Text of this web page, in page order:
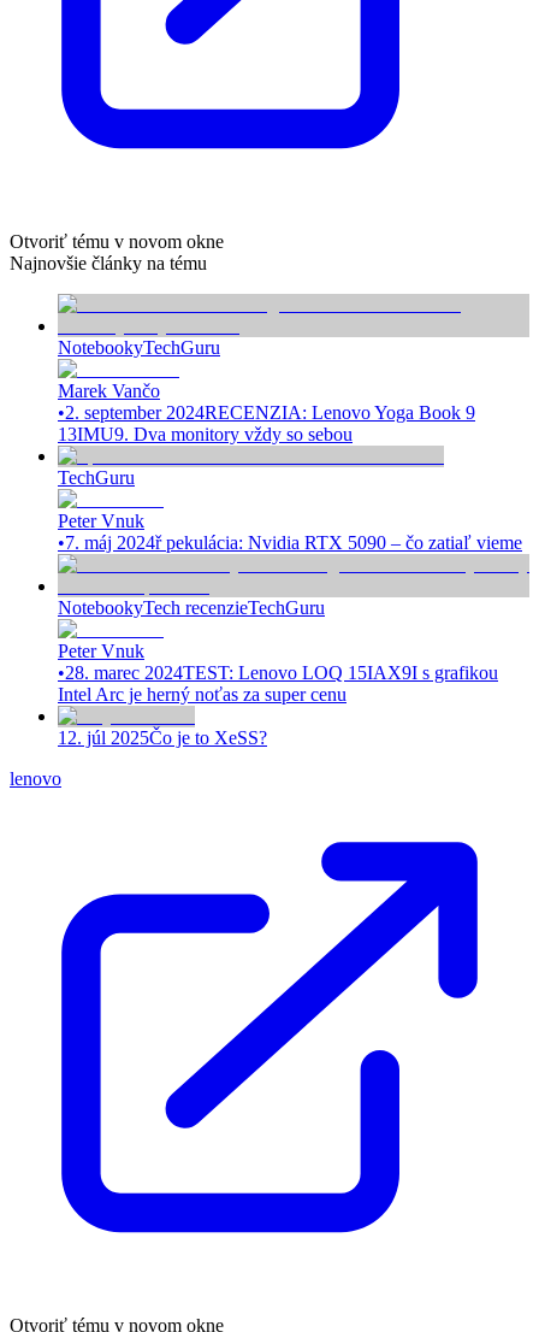
Otvoriť tému v novom okne
Najnovšie články na tému
NotebookyTechGuru
Marek Vančo
•2. september 2024RECENZIA: Lenovo Yoga Book 9
13IMU9. Dva monitory vždy so sebou
TechGuru
Peter Vnuk
•7. máj 2024ř pekulácia: Nvidia RTX 5090 – čo zatiaľ vieme
NotebookyTech recenzieTechGuru
Peter Vnuk
•28. marec 2024TEST: Lenovo LOQ 15IAX9I s grafikou
Intel Arc je herný noťas za super cenu
12. júl 2025Čo je to XeSS?
lenovo
Otvoriť tému v novom okne